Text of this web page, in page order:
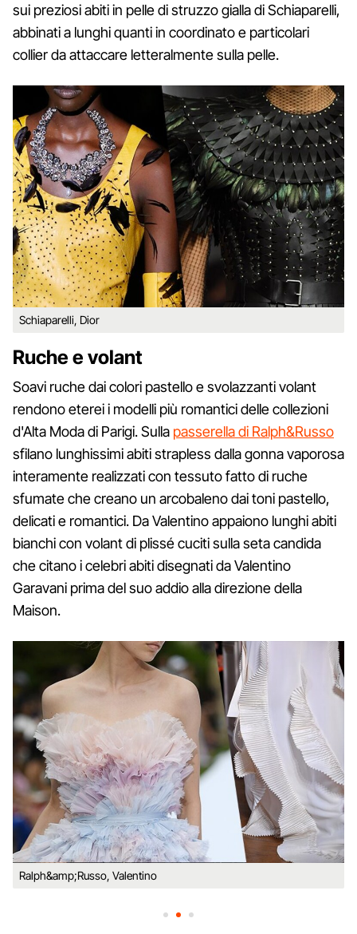
sui preziosi abiti in pelle di struzzo gialla di Schiaparelli,
abbinati a lunghi quanti in coordinato e particolari
collier da attaccare letteralmente sulla pelle.
Schiaparelli, Dior
Ruche e volant
Soavi ruche dai colori pastello e svolazzanti volant
rendono eterei i modelli più romantici delle collezioni
d'Alta Moda di Parigi. Sulla passerella di Ralph&Russo
sfilano lunghissimi abiti strapless dalla gonna vaporosa
interamente realizzati con tessuto fatto di ruche
sfumate che creano un arcobaleno dai toni pastello,
delicati e romantici. Da Valentino appaiono lunghi abiti
bianchi con volant di plissé cuciti sulla seta candida
che citano i celebri abiti disegnati da Valentino
Garavani prima del suo addio alla direzione della
Maison.
Ralph&amp;Russo, Valentino